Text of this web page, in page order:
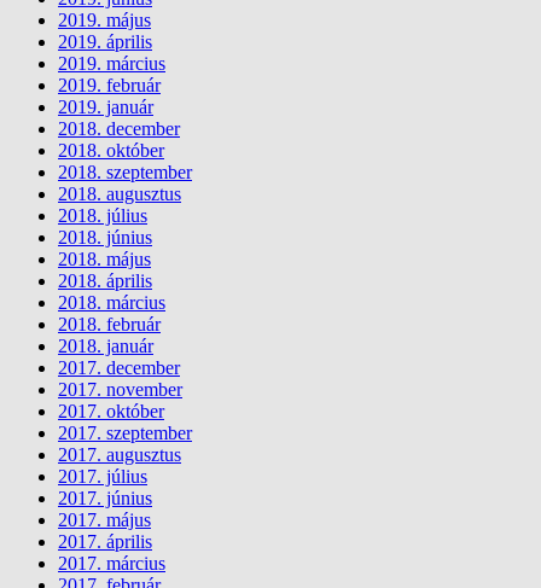
2019. május
2019. április
2019. március
2019. február
2019. január
2018. december
2018. október
2018. szeptember
2018. augusztus
2018. július
2018. június
2018. május
2018. április
2018. március
2018. február
2018. január
2017. december
2017. november
2017. október
2017. szeptember
2017. augusztus
2017. július
2017. június
2017. május
2017. április
2017. március